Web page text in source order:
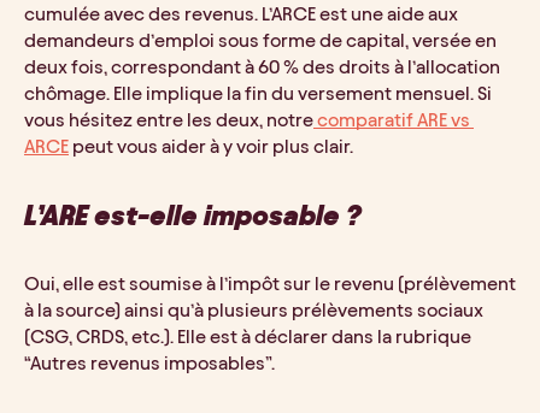
cumulée avec des revenus. L’ARCE est une aide aux
demandeurs d’emploi sous forme de capital, versée en
deux fois, correspondant à 60 % des droits à l’allocation
chômage. Elle implique la fin du versement mensuel. Si
vous hésitez entre les deux, notre comparatif ARE vs
ARCE peut vous aider à y voir plus clair.
L’ARE est-elle imposable ?
Oui, elle est soumise à l’impôt sur le revenu (prélèvement
à la source) ainsi qu’à plusieurs prélèvements sociaux
(CSG, CRDS, etc.). Elle est à déclarer dans la rubrique
“Autres revenus imposables”.